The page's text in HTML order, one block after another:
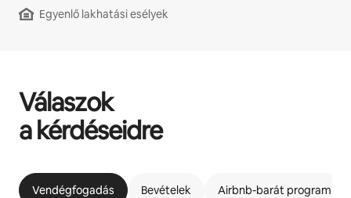
Egyenlő lakhatási esélyek
Válaszok
a kérdéseidre
Vendégfogadás Bevételek Airbnb-barát program